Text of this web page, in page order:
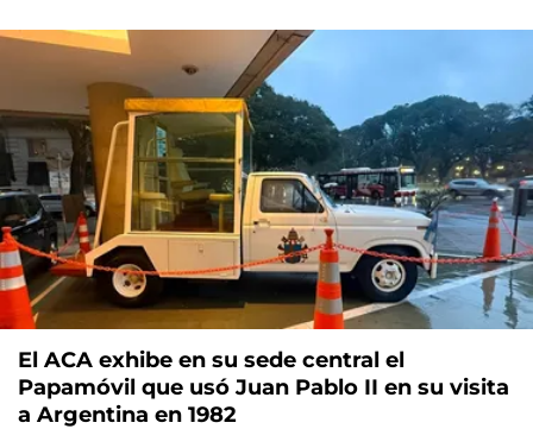
El ACA exhibe en su sede central el
Papamóvil que usó Juan Pablo II en su visita
a Argentina en 1982